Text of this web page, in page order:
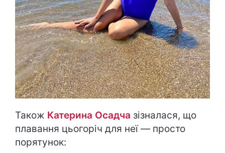
Також Катерина Осадча зізналася, що
плавання цьогоріч для неї — просто
порятунок: